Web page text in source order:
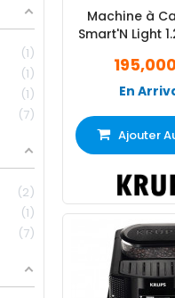
1
1
1
7
2
1
7
Machine à
Smart'N Light
En
Ajouter